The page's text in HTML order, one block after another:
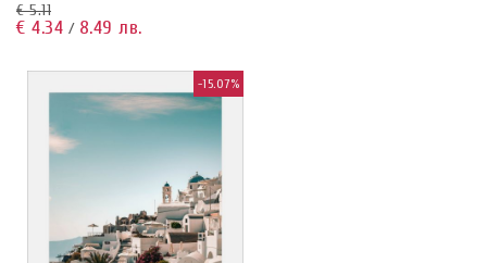
€ 5.11
€ 4.34 / 8.49 лв.
-15.07%